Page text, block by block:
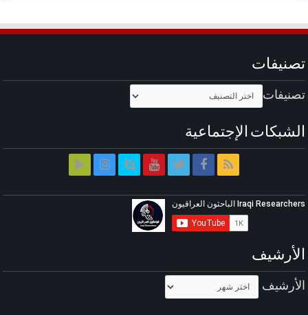
تصنيفات
تصنيفات
الشبكات الإجتماعية
الأرشيف
الأرشيف